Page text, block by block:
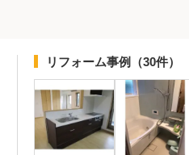
リフォーム事例 （30件）